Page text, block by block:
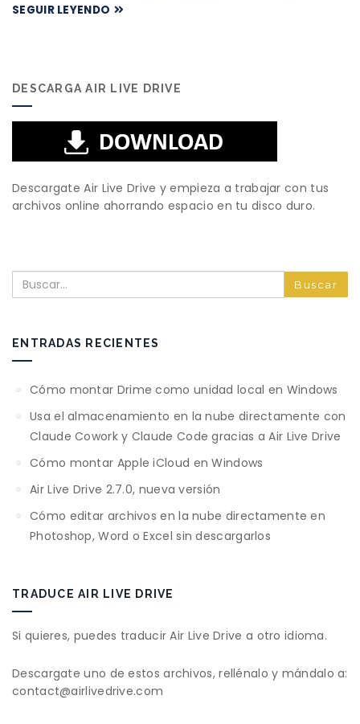
SEGUIR LEYENDO
DESCARGA AIR LIVE DRIVE
Descargate Air Live Drive y empieza a trabajar con tus
archivos online ahorrando espacio en tu disco duro.
Buscar
ENTRADAS RECIENTES
Cómo montar Drime como unidad local en Windows
Usa el almacenamiento en la nube directamente con
Claude Cowork y Claude Code gracias a Air Live Drive
Cómo montar Apple iCloud en Windows
Air Live Drive 2.7.0, nueva versión
Cómo editar archivos en la nube directamente en
Photoshop, Word o Excel sin descargarlos
TRADUCE AIR LIVE DRIVE
Si quieres, puedes traducir Air Live Drive a otro idioma.
Descargate uno de estos archivos, rellénalo y mándalo a:
contact@airlivedrive.com